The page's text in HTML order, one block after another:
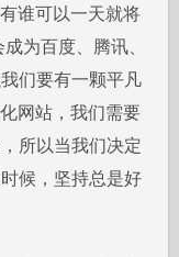
谁可以一天就将
为百度、腾讯、
们要有一颗平凡
网站，我们需要
所以当我们决定
候，坚持总是好